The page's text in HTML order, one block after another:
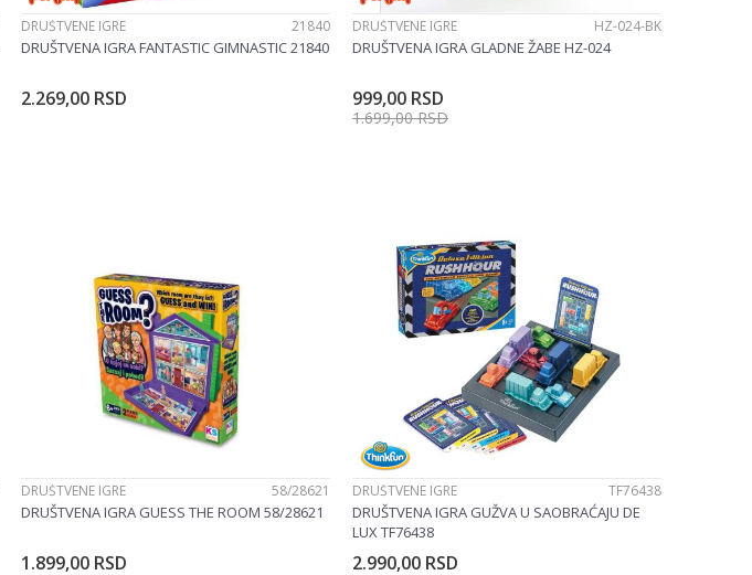
DRUŠTVENE IGRE 21840
DRUŠTVENA IGRA FANTASTIC GIMNASTIC 21840
2.269,00 RSD
DRUŠTVENE IGRE HZ-024-BK
DRUŠTVENA IGRA GLADNE ŽABE HZ-024
999,00 RSD
1.699,00RSD
DRUŠTVENE IGRE 58/28621
DRUŠTVENA IGRA GUESS THE ROOM 58/28621
1.899,00 RSD
DRUŠTVENE IGRE TF76438
DRUŠTVENA IGRA GUŽVA U SAOBRAĆAJU DE
LUX TF76438
2.990,00 RSD